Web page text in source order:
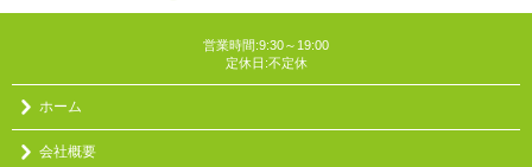
営業時間:9:30～19:00
定休日:不定休
ホーム
会社概要